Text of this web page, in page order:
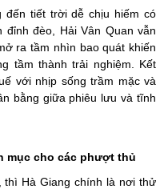
đến tiết trời dễ chịu hiếm có
đỉnh đèo, Hải Vân Quan vẫn
ra tầm nhìn bao quát khiến
tầm thành trải nghiệm. Kết
với nhịp sống trầm mặc và
bằng giữa phiêu lưu và tĩnh
mục cho các phượt thủ
thì Hà Giang chính là nơi thử